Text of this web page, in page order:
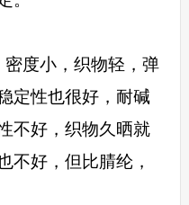
度小，织物轻，弹
定性也很好，耐碱
不好，织物久晒就
不好，但比腈纶，